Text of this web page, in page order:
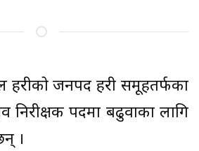
प्रहरीको जनपद प्रहरी समूहतर्फका
निरीक्षक पदमा बढुवाका लागि
।